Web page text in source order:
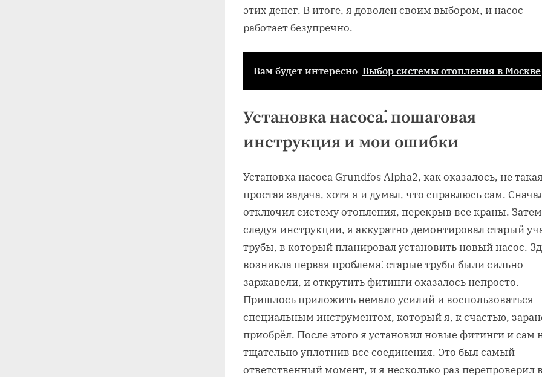
этих денег. В итоге, я доволен своим выбором, и насос
работает безупречно.
Вам будет интересно Выбор системы отопления в Москве
Установка насоса⁚ пошаговая
инструкция и мои ошибки
Установка насоса Grundfos Alpha2, как оказалось, не
простая задача, хотя я и думал, что справлюсь сам.
отключил систему отопления, перекрыв все краны.
следуя инструкции, я аккуратно демонтировал старый
трубы, в который планировал установить новый насос.
возникла первая проблема⁚ старые трубы были сильно
заржавели, и открутить фитинги оказалось непросто.
Пришлось приложить немало усилий и воспользоваться
специальным инструментом, который я, к счастью,
приобрёл. После этого я установил новые фитинги и сам
тщательно уплотнив все соединения. Это был самый
ответственный момент, и я несколько раз перепроверил